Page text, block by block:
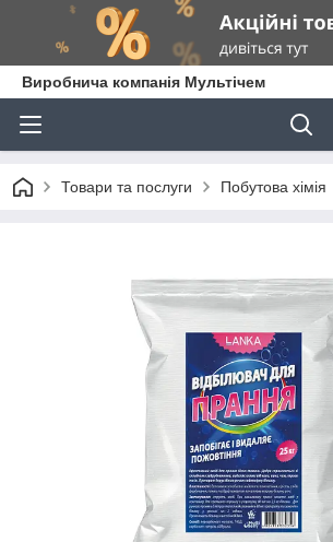
Виробнича компанія Мультічем
Товари та послуги Побутова хімія